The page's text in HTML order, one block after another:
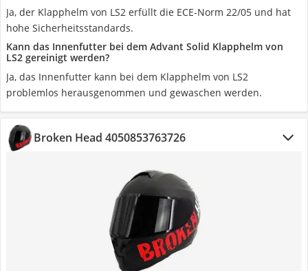
Ja, der Klapphelm von LS2 erfüllt die ECE-Norm 22/05 und hat
hohe Sicherheitsstandards.
Kann das Innenfutter bei dem Advant Solid Klapphelm von
LS2 gereinigt werden?
Ja, das Innenfutter kann bei dem Klapphelm von LS2
problemlos herausgenommen und gewaschen werden.
Broken Head 4050853763726